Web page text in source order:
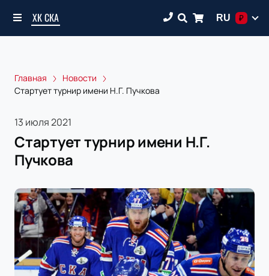
ХК СКА RU ₽
Главная
Новости
Стартует турнир имени Н.Г. Пучкова
13 июля 2021
Стартует турнир имени Н.Г.
Пучкова